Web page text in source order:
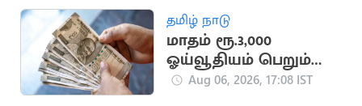
உண்ணாவிரதம்
தமிழ் நாடு
மாதம் ரூ.3,000
ஓய்வூதியம் பெறும்
அரசு திட்டம்
Aug 06, 2026, 17:08 IST